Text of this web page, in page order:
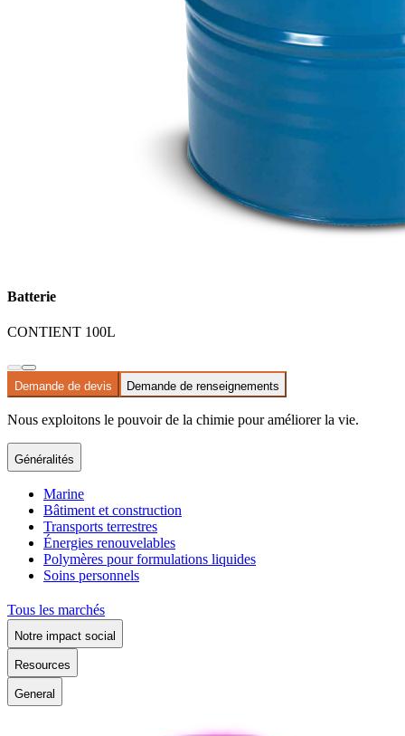
Batterie
CONTIENT 100L
Demande de devis Demande de renseignements
Nous exploitons le pouvoir de la chimie pour améliorer la vie.
Généralités
Marine
Bâtiment et construction
Transports terrestres
Énergies renouvelables
Polymères pour formulations liquides
Soins personnels
Tous les marchés
Notre impact social
Resources
General